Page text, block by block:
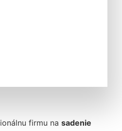
firmu na sadenie